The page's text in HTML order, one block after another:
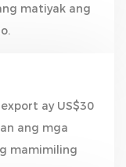
matiyak ang
ay US$30
ang mga
mamimiling